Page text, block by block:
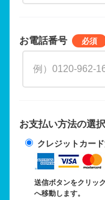
お電話番号
お支払い方法の選択
クレジットカー
送信ボタンをクリッ
へ移動します。